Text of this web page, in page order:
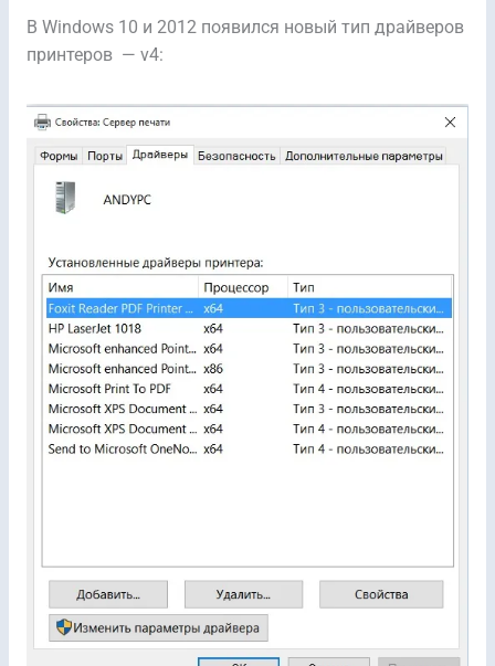
В Windows 10 и 2012 появился новый тип драйверов
принтеров — v4: